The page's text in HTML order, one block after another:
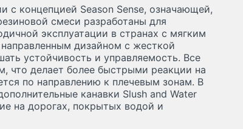
с концепцией Season Sense, означающей,
смеси разработаны для
эксплуатации в странах с мягким
дизайном с жесткой
устойчивость и управляемость. Все
что делает более быстрыми реакции на
по направлению к плечевым зонам. В
канавки Slush and Water
на дорогах, покрытых водой и